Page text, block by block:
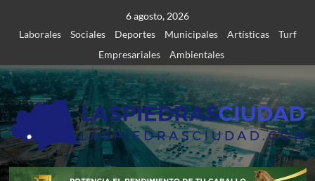
6 agosto, 2026
Laborales
Sociales Deportes Municipales Artísticas
Turf
Empresariales
Ambientales